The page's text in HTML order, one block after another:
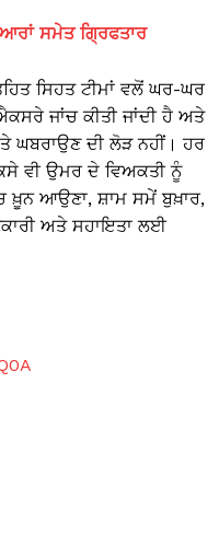
ਸਮੇਤ ਗ੍ਰਿਫਤਾਰ
ਸਿਹਤ ਟੀਮਾਂ ਵਲੋਂ ਘਰ-ਘਰ
ਜਾਂਚ ਕੀਤੀ ਜਾਂਦੀ ਹੈ ਅਤੇ
ਘਬਰਾਉਣ ਦੀ ਲੋੜ ਨਹੀਂ। ਹਰ
ਵੀ ਉਮਰ ਦੇ ਵਿਅਕਤੀ ਨੂੰ
ਖ਼ੂਨ ਆਉਣਾ, ਸ਼ਾਮ ਸਮੇਂ ਬੁਖ਼ਾਰ,
ਅਤੇ ਸਹਾਇਤਾ ਲਈ